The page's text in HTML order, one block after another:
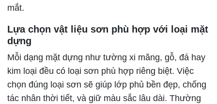
mắt.
Lựa chọn vật liệu sơn phù hợp với loại mặt
dựng
Mỗi dạng mặt dựng như tường xi măng, gỗ, đá hay
kim loại đều có loại sơn phù hợp riêng biệt. Việc
chọn đúng loại sơn sẽ giúp lớp phủ bền đẹp, chống
tác nhân thời tiết, và giữ màu sắc lâu dài. Thường